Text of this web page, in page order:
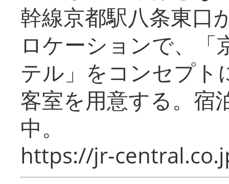
幹線京都駅八条東口
ロケーションで、「
テル」をコンセプト
客室を用意する。宿
中。
https://jr-